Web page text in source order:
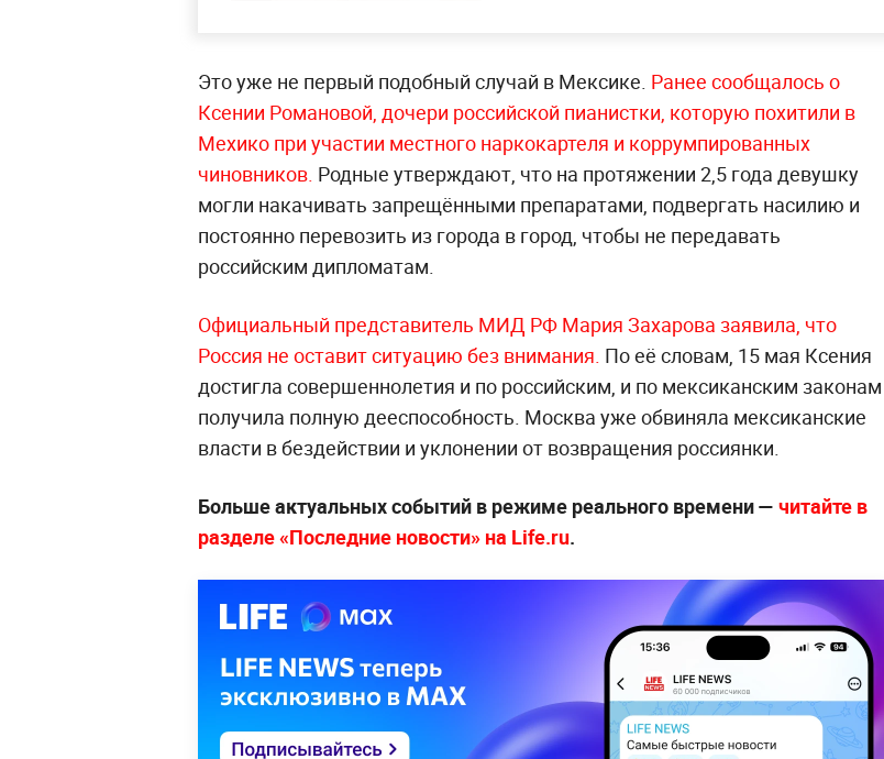
Это уже не первый подобный случай в Мексике. Ранее сообщалось о
Ксении Романовой, дочери российской пианистки, которую похитили в
Мехико при участии местного наркокартеля и коррумпированных
чиновников. Родные утверждают, что на протяжении 2,5 года девушку
могли накачивать запрещёнными препаратами, подвергать насилию и
постоянно перевозить из города в город, чтобы не передавать
российским дипломатам.
Официальный представитель МИД РФ Мария Захарова заявила, что
Россия не оставит ситуацию без внимания. По её словам, 15 мая Ксения
достигла совершеннолетия и по российским, и по мексиканским законам
получила полную дееспособность. Москва уже обвиняла мексиканские
власти в бездействии и уклонении от возвращения россиянки.
Больше актуальных событий в режиме реального времени — читайте в
разделе «Последние новости» на Life.ru.